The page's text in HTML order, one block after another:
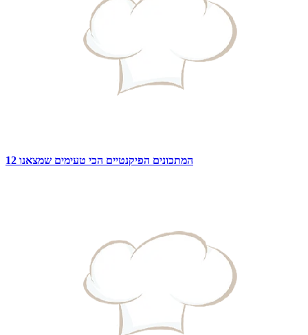
12 המתכונים הפיקנטיים הכי טעימים שמצאנו